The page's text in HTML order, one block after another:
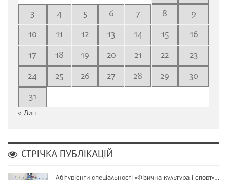
3
4 5 6 7 8
9
10
11 12 13 14 15
16
17
18 19 20 21 22
23
24
25 26 27 28 29
30
31
« Лип
СТРІЧКА ПУБЛІКАЦІЙ
Абітурієнти спеціальності «Фізична культура і спорт»…